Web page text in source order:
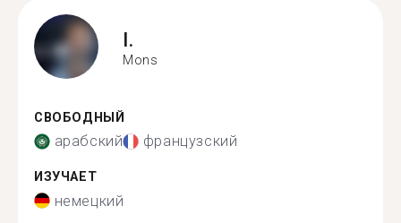
I.
Mons
СВОБОДНЫЙ
арабский французский
ИЗУЧАЕТ
немецкий